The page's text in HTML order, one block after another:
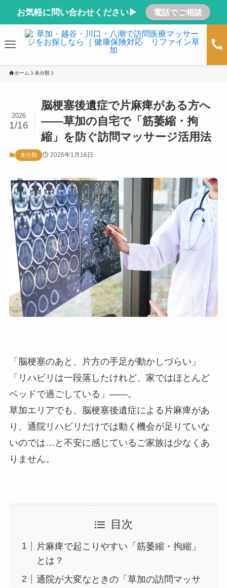
お気軽に問い合わせください▶ 電話でご相談
ホーム 未分類
脳梗塞後遺症で片麻痺がある方へ
――草加の自宅で「筋萎縮・拘
縮」を防ぐ訪問マッサージ活用法
2026
1/16
未分類 2026年1月16日
「脳梗塞のあと、片方の手足が動かしづらい」
「リハビリは一段落したけれど、家ではほとんど
ベッドで過ごしている」――。
草加エリアでも、脳梗塞後遺症による片麻痺があ
り、通院リハビリだけでは動く機会が足りていな
いのでは…と不安に感じているご家族は少なくあ
りません。
目次
片麻痺で起こりやすい「筋萎縮・拘縮」
とは？
通院が大変なときの「草加の訪問マッサ